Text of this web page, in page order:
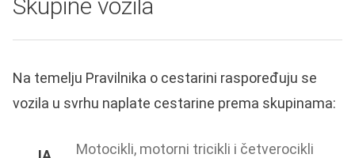
Skupine vozila
Na temelju Pravilnika o cestarini raspoređuju se
vozila u svrhu naplate cestarine prema skupinama:
Motocikli, motorni tricikli i četverocikli